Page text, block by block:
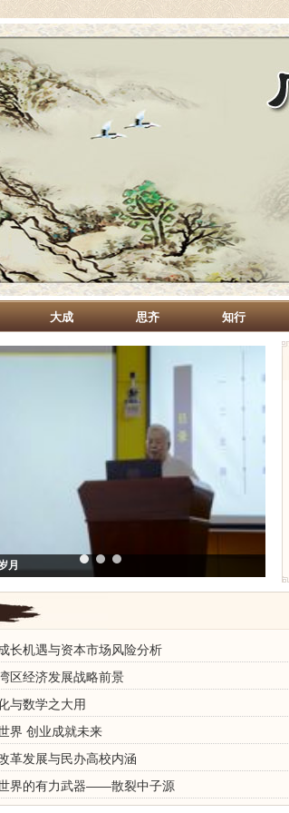
大成 思齐 知行
的智慧
长机遇与资本市场风险分析
区经济发展战略前景
与数学之大用
界 创业成就未来
革发展与民办高校内涵
界的有力武器——散裂中子源